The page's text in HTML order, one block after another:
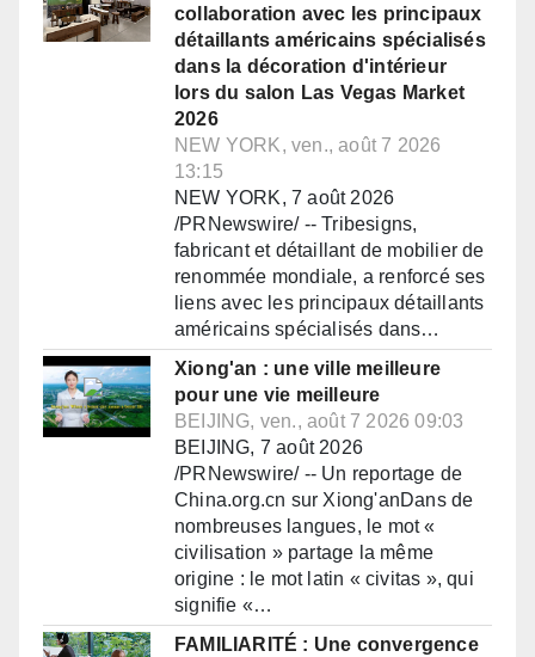
collaboration avec les principaux
détaillants américains spécialisés
dans la décoration d'intérieur
lors du salon Las Vegas Market
2026
NEW YORK, ven., août 7 2026
13:15
NEW YORK, 7 août 2026
/PRNewswire/ -- Tribesigns,
fabricant et détaillant de mobilier de
renommée mondiale, a renforcé ses
liens avec les principaux détaillants
américains spécialisés dans…
Xiong'an : une ville meilleure
pour une vie meilleure
BEIJING, ven., août 7 2026 09:03
BEIJING, 7 août 2026
/PRNewswire/ -- Un reportage de
China.org.cn sur Xiong'anDans de
nombreuses langues, le mot «
civilisation » partage la même
origine : le mot latin « civitas », qui
signifie «…
FAMILIARITÉ : Une convergence